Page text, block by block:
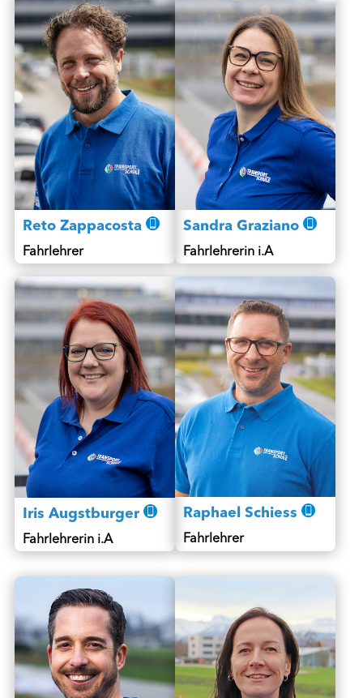
Reto Zappacosta
Fahrlehrer
Sandra Graziano
Fahrlehrerin i.A
Iris Augstburger
Fahrlehrerin i.A
Raphael Schiess
Fahrlehrer